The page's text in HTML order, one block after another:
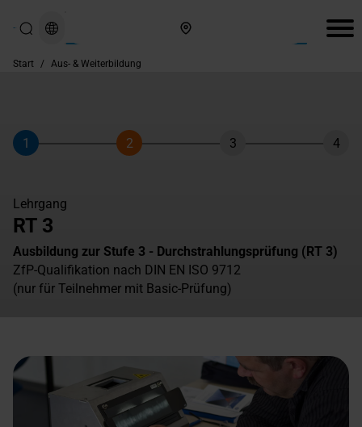
Start / Aus- & Weiterbildung
Schritt
1
Schritt
2
Schritt
3 4
Lehrgang
RT 3
Ausbildung zur Stufe 3 - Durchstrahlungsprüfung (RT 3)
ZfP-Qualifikation nach DIN EN ISO 9712
(nur für Teilnehmer mit Basic-Prüfung)